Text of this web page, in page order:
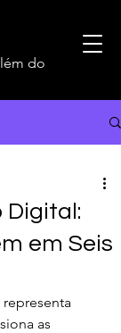
do
Digital:
em Seis
representa
as